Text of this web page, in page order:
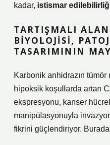
kadar, istismar
TARTIŞMALI
BIYOLOJISI,
TASARIMININ
Karbonik anhidrazın
hipoksik koşullarda artan
ekspresyonu, kanser
manipülasyonuyla
fikrini güçlendiriyor. Burada